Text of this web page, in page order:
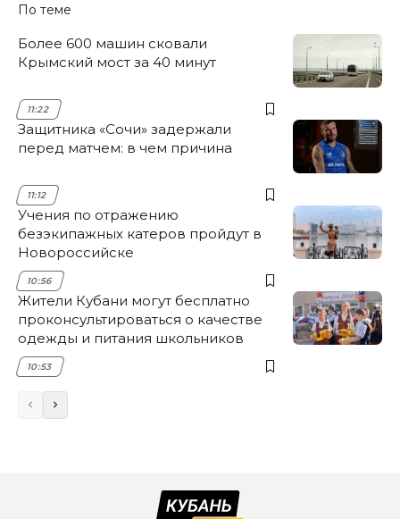
По теме
Более 600 машин сковали
Крымский мост за 40 минут
11:22
Защитника «Сочи» задержали
перед матчем: в чем причина
11:12
Учения по отражению
безэкипажных катеров пройдут в
Новороссийске
10:56
Жители Кубани могут бесплатно
проконсультироваться о качестве
одежды и питания школьников
10:53